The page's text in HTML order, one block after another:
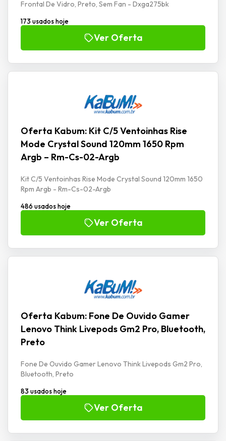
Frontal De Vidro, Preto, Sem Fan - Dxga275bk
173 usados hoje
Ver Oferta
Oferta Kabum: Kit C/5 Ventoinhas Rise
Mode Crystal Sound 120mm 1650 Rpm
Argb – Rm-Cs-02-Argb
Kit C/5 Ventoinhas Rise Mode Crystal Sound 120mm 1650
Rpm Argb - Rm-Cs-02-Argb
486 usados hoje
Ver Oferta
Oferta Kabum: Fone De Ouvido Gamer
Lenovo Think Livepods Gm2 Pro, Bluetooth,
Preto
Fone De Ouvido Gamer Lenovo Think Livepods Gm2 Pro,
Bluetooth, Preto
83 usados hoje
Ver Oferta